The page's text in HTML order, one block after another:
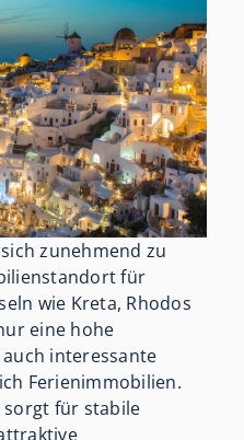
zunehmend zu
für
wie Kreta, Rhodos
eine hohe
interessante
Ferienimmobilien.
sorgt für stabile